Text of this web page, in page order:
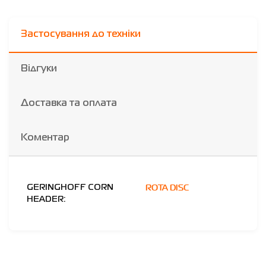
Застосування до техніки
Відгуки
Доставка та оплата
Коментар
GERINGHOFF CORN
HEADER:
ROTA DISC